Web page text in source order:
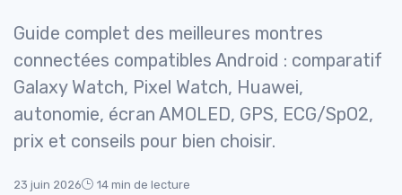
Guide complet des meilleures montres
connectées compatibles Android : comparatif
Galaxy Watch, Pixel Watch, Huawei,
autonomie, écran AMOLED, GPS, ECG/SpO2,
prix et conseils pour bien choisir.
23 juin 2026 14 min de lecture